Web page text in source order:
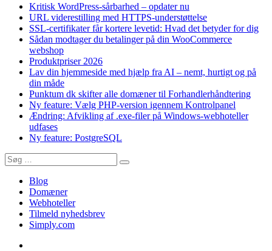
Kritisk WordPress-sårbarhed – opdater nu
URL viderestilling med HTTPS-understøttelse
SSL-certifikater får kortere levetid: Hvad det betyder for dig
Sådan modtager du betalinger på din WooCommerce
webshop
Produktpriser 2026
Lav din hjemmeside med hjælp fra AI – nemt, hurtigt og på
din måde
Punktum dk skifter alle domæner til Forhandlerhåndtering
Ny feature: Vælg PHP-version igennem Kontrolpanel
Ændring: Afvikling af .exe-filer på Windows-webhoteller
udfases
Ny feature: PostgreSQL
Søg
efter:
Søg
Blog
Domæner
Webhoteller
Tilmeld nyhedsbrev
Simply.com